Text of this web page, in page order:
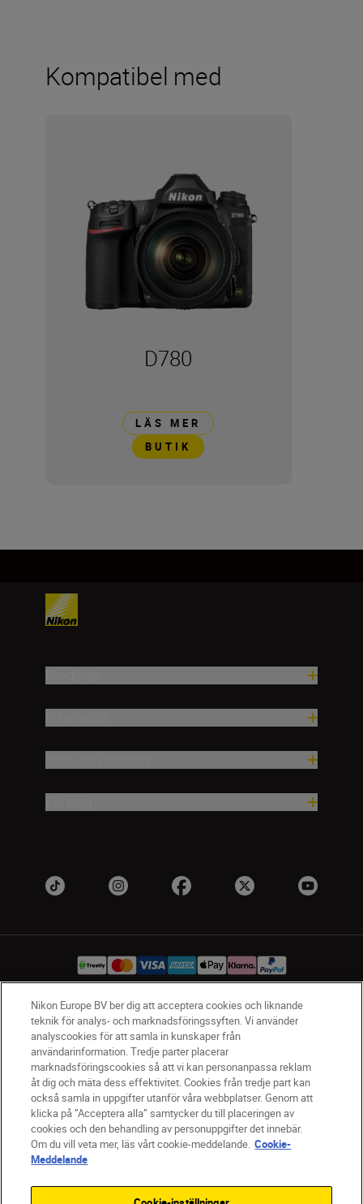
Kompatibel med
D780
LÄS MER
BUTIK
SV Nikon Sites
Kontakta oss
Policydokument om personuppgiftsbehandling
Användningsvillkor
Användarvillkor för Nikon Store
Cookie-meddelande
Tillgänglighet
Cookieinställningar
© 2026 Nikon
Nikon Europe BV ber dig att acceptera cookies och liknande
teknik för analys- och marknadsföringssyften. Vi använder
analyscookies för att samla in kunskaper från
användarinformation. Tredje parter placerar
marknadsföringscookies så att vi kan personanpassa reklam
åt dig och mäta dess effektivitet. Cookies från tredje part kan
också samla in uppgifter utanför våra webbplatser. Genom att
klicka på ”Acceptera alla” samtycker du till placeringen av
cookies och den behandling av personuppgifter det innebär.
Om du vill veta mer, läs vårt cookie-meddelande. Cookie-
Meddelande